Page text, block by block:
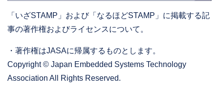
「いざSTAMP」および「なるほどSTAMP」に掲載する記
事の著作権およびライセンスについて。
・著作権はJASAに帰属するものとします。
Copyright © Japan Embedded Systems Technology
Association All Rights Reserved.